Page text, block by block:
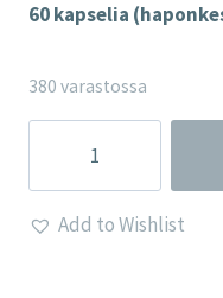
60 kapselia
380 varastossa
complex
Reuteri
määräAdd to Wishlist